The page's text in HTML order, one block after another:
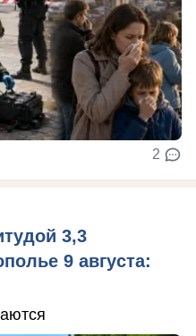
2
3,3
9 августа: